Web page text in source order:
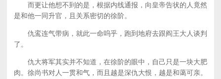
而更让他想不到的是，根据内线通报，向皇帝告状的人竟然
是和他一同升官，且关系密切的徐阶。
仇鸾连气带病，就此一命呜乎，跑到地府去跟阎王大人谈判
了。
仇大将军其实并不知道，在徐阶的眼中，自己只是一块大肥
肉。徐尚书对人一贯和气，而且越是深仇大恨，越是和蔼可亲。